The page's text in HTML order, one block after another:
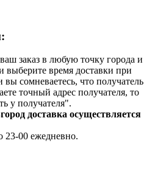
заказ в любую точку города и
выберите время доставки при
сомневаетесь, что получатель
точный адрес получателя, то
у получателя".
доставка осуществляется
23-00 ежедневно.